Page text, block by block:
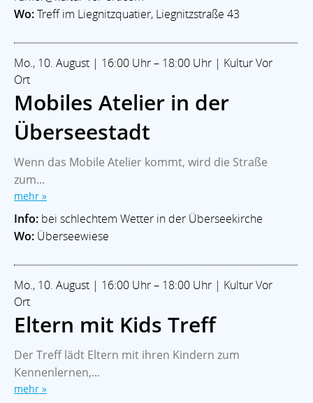
Wo:Treff im Liegnitzquatier, Liegnitzstraße 43
Mo., 10. August | 16:00 Uhr – 18:00 Uhr | Kultur Vor
Ort
Mobiles Atelier in der
Überseestadt
Wenn das Mobile Atelier kommt, wird die Straße
zum...
mehr »
Info: bei schlechtem Wetter in der Überseekirche
Wo: Überseewiese
Mo., 10. August | 16:00 Uhr – 18:00 Uhr | Kultur Vor
Ort
Eltern mit Kids Treff
Der Treff lädt Eltern mit ihren Kindern zum
Kennenlernen,...
mehr »